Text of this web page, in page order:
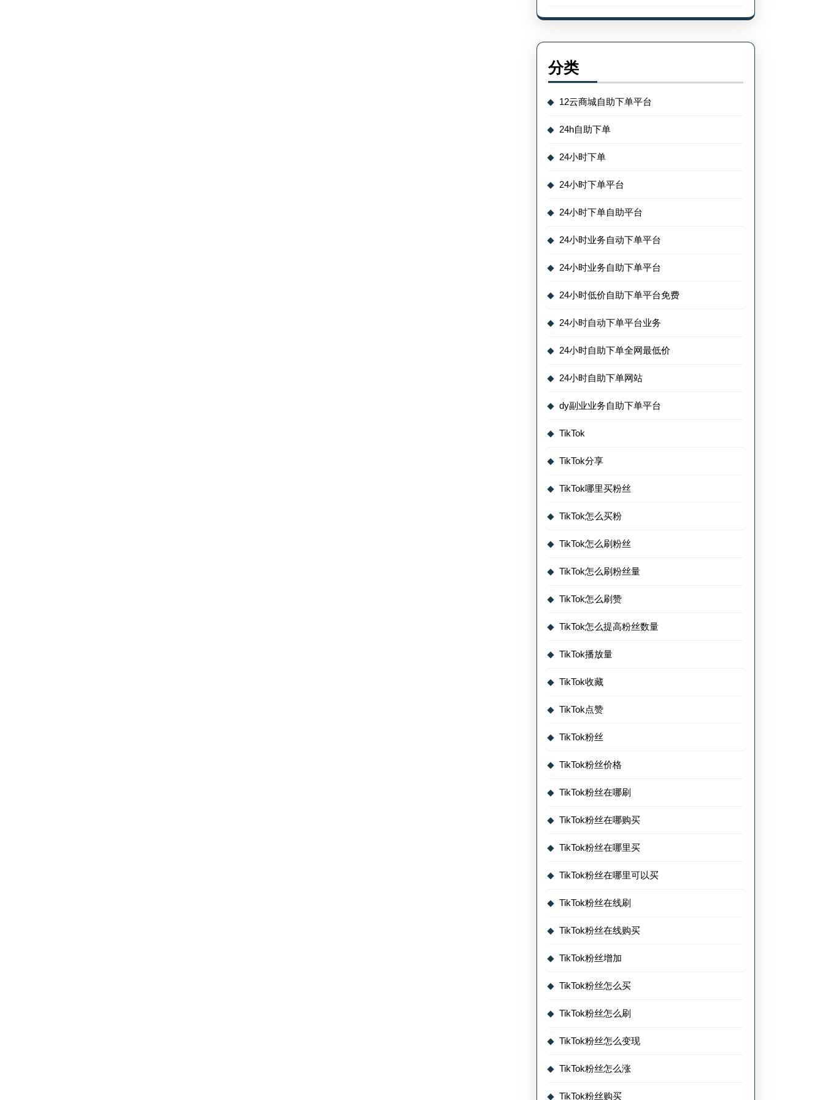
分类
12云商城自助下单平台
24h自助下单
24小时下单
24小时下单平台
24小时下单自助平台
24小时业务自动下单平台
24小时业务自助下单平台
24小时低价自助下单平台免费
24小时自动下单平台业务
24小时自助下单全网最低价
24小时自助下单网站
dy副业业务自助下单平台
TikTok
TikTok分享
TikTok哪里买粉丝
TikTok怎么买粉
TikTok怎么刷粉丝
TikTok怎么刷粉丝量
TikTok怎么刷赞
TikTok怎么提高粉丝数量
TikTok播放量
TikTok收藏
TikTok点赞
TikTok粉丝
TikTok粉丝价格
TikTok粉丝在哪刷
TikTok粉丝在哪购买
TikTok粉丝在哪里买
TikTok粉丝在哪里可以买
TikTok粉丝在线刷
TikTok粉丝在线购买
TikTok粉丝增加
TikTok粉丝怎么买
TikTok粉丝怎么刷
TikTok粉丝怎么变现
TikTok粉丝怎么涨
TikTok粉丝购买